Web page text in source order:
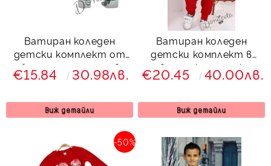
Ватиран коледен
детски комплект от
блуза и панталон в
зелено с плюшени
€15.84 30.98лв.
Виж детайли
Ватиран коледен
детски комплект в
червено с катерички и
елха
€20.45 40.00лв.
Виж детайли
-50%